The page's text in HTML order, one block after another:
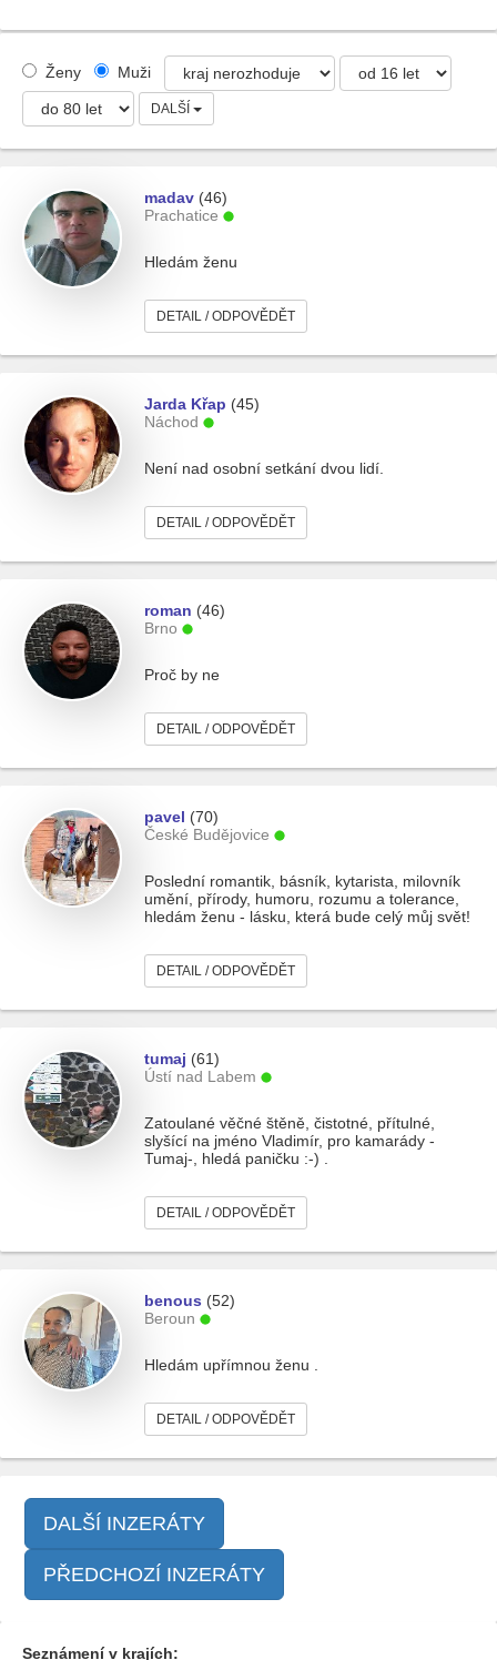
Ženy Muži
DALŠÍ
madav (46)
Prachatice
Hledám ženu
DETAIL / ODPOVĚDĚT
Jarda Křap (45)
Náchod
Není nad osobní setkání dvou lidí.
DETAIL / ODPOVĚDĚT
roman (46)
Brno
Proč by ne
DETAIL / ODPOVĚDĚT
pavel (70)
České Budějovice
Poslední romantik, básník, kytarista, milovník
umění, přírody, humoru, rozumu a tolerance,
hledám ženu - lásku, která bude celý můj svět!
DETAIL / ODPOVĚDĚT
tumaj (61)
Ústí nad Labem
Zatoulané věčné štěně, čistotné, přítulné,
slyšící na jméno Vladimír, pro kamarády -
Tumaj-, hledá paničku :-) .
DETAIL / ODPOVĚDĚT
benous (52)
Beroun
Hledám upřímnou ženu .
DETAIL / ODPOVĚDĚT
DALŠÍ INZERÁTY
PŘEDCHOZÍ INZERÁTY
Seznámení v krajích: